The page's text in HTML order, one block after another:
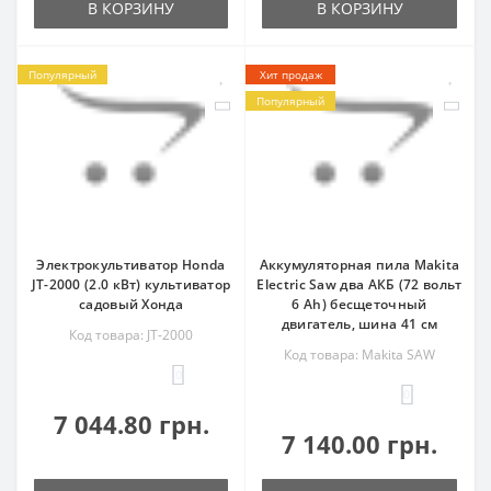
В КОРЗИНУ В КОРЗИНУ
Популярный
Электрокультиватор Honda
JT-2000 (2.0 кВт) культиватор
садовый Хонда
Код товара: JT-2000
7 044.80 грн.
Хит продаж
Популярный
Аккумуляторная пила Makita
Electric Saw два АКБ (72 вольт
6 Аh) бесщеточный
двигатель, шина 41 см
Код товара: Makita SAW
7 140.00 грн.